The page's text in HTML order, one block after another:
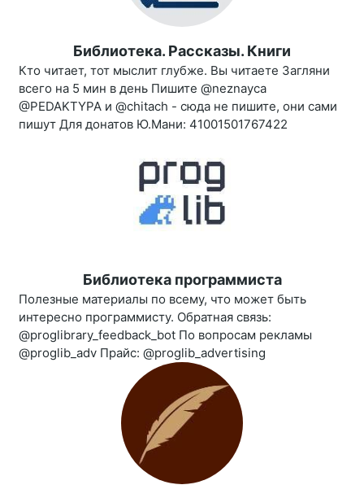
Библиотека. Рассказы. Книги
Кто читает, тот мыслит глубже. Вы читаете Загляни
всего на 5 мин в день Пишите @neznayca
@PEDAKTYPA и @chitach - сюда не пишите, они сами
пишут Для донатов Ю.Мани: 41001501767422
Библиотека программиста
Полезные материалы по всему, что может быть
интересно программисту. Обратная связь:
@proglibrary_feedback_bot По вопросам рекламы
@proglib_adv Прайс: @proglib_advertising